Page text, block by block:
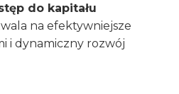
do kapitału
na efektywniejsze
i dynamiczny rozwój